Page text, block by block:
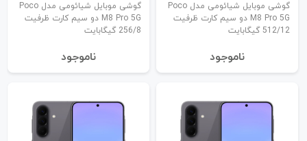
گوشی موبایل شیائومی مدل Poco
M8 Pro 5G دو سیم کارت ظرفیت
512/12 گیگابایت
نا‌موجود
گوشی موبایل شیائومی مدل Poco
M8 Pro 5G دو سیم کارت ظرفیت
256/8 گیگابایت
نا‌موجود